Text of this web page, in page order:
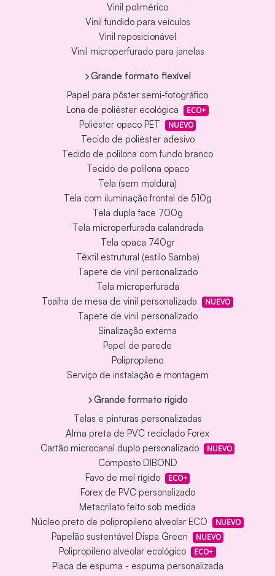
Vinil polimérico
Vinil fundido para veículos
Vinil reposicionável
Vinil microperfurado para janelas
Grande formato flexível
Papel para pôster semi-fotográfico
Lona de poliéster ecológica
ECO+
Poliéster opaco PET NUEVO
Tecido de poliéster adesivo
Tecido de polilona com fundo branco
Tecido de polilona opaco
Tela (sem moldura)
Tela com iluminação frontal de 510g
Tela dupla face 700g
Tela microperfurada calandrada
Tela opaca 740gr
Têxtil estrutural (estilo Samba)
Tapete de vinil personalizado
Tela microperfurada
Toalha de mesa de vinil personalizada
NUEVO
Tapete de vinil personalizado
Sinalização externa
Papel de parede
Polipropileno
Serviço de instalação e montagem
Grande formato rígido
Telas e pinturas personalizadas
Alma preta de PVC reciclado Forex
Cartão microcanal duplo personalizado
NUEVO
Composto DIBOND
Favo de mel rígido
ECO+
Forex de PVC personalizado
Metacrilato feito sob medida
Núcleo preto de polipropileno alveolar ECO
NUEVO
Papelão sustentável Dispa Green NUEVO
Polipropileno alveolar ecológico ECO+
Placa de espuma - espuma personalizada